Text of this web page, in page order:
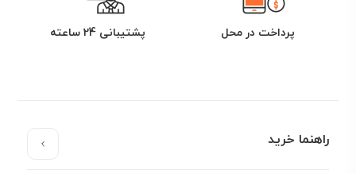
پرداخت در محل پشتیبانی 24 ساعته
راهنما خرید